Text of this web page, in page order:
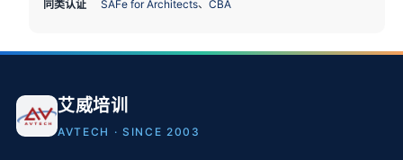
同类认证 SAFe for Architects、CBA
艾威培训
AVTECH · SINCE 2003